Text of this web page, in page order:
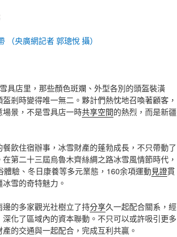
央廣網記者 郭璁悅 攝）
具店里，那些顏色斑斕、外型各別的頭盔裝潢
剎時變得唯一無二。夥計們熱忱地召喚著顧客，
景，不是雪具店一時共享空間的熱烈，而是新疆
飲住宿辦事，冰雪財產的蓬勃成長，不只帶動了
第二十三屆烏魯木齊絲綢之路冰雪風情節時代，
驗、冬日康養等多元業態，160余項運動見證貫
雪的奇特魅力。
的多家觀光社樹立了持分享久一起配合關系，經
深化了區域內的資本聯動。不只可以或許吸引更多
的交通與一起配合，完成互利共贏。